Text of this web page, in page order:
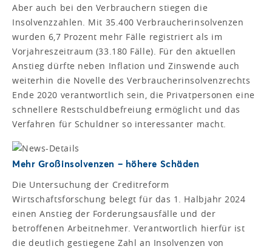
Aber auch bei den Verbrauchern stiegen die
Insolvenzzahlen. Mit 35.400 Verbraucherinsolvenzen
wurden 6,7 Prozent mehr Fälle registriert als im
Vorjahreszeitraum (33.180 Fälle). Für den aktuellen
Anstieg dürfte neben Inflation und Zinswende auch
weiterhin die Novelle des Verbraucherinsolvenzrechts
Ende 2020 verantwortlich sein, die Privatpersonen eine
schnellere Restschuldbefreiung ermöglicht und das
Verfahren für Schuldner so interessanter macht.
Mehr Großinsolvenzen – höhere Schäden
Die Untersuchung der Creditreform
Wirtschaftsforschung belegt für das 1. Halbjahr 2024
einen Anstieg der Forderungsausfälle und der
betroffenen Arbeitnehmer. Verantwortlich hierfür ist
die deutlich gestiegene Zahl an Insolvenzen von